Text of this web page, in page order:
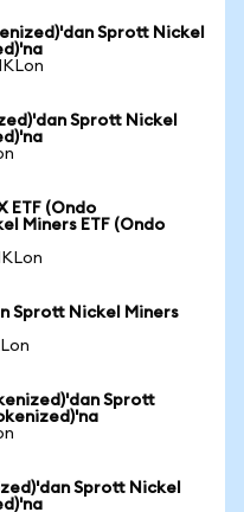
Sprott Nickel
Sprott Nickel
ETF (Ondo
Miners ETF (Ondo
Sprott Nickel Miners
Sprott
Sprott Nickel